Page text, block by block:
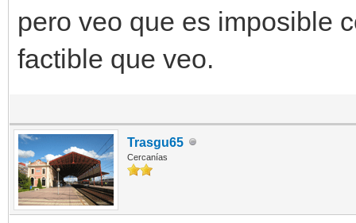
pero veo que es imposible
factible que veo.
Trasgu65
Cercanías